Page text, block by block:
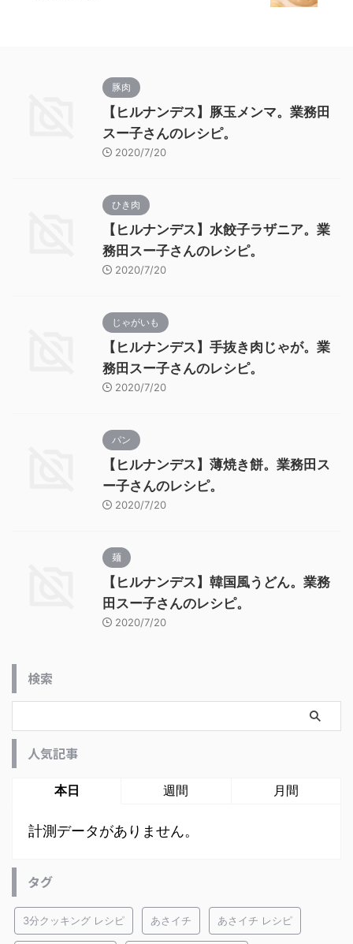
豚肉
【ヒルナンデス】豚玉メンマ。業務田
スー子さんのレシピ。
2020/7/20
ひき肉
【ヒルナンデス】水餃子ラザニア。業
務田スー子さんのレシピ。
2020/7/20
じゃがいも
【ヒルナンデス】手抜き肉じゃが。業
務田スー子さんのレシピ。
2020/7/20
パン
【ヒルナンデス】薄焼き餅。業務田ス
ー子さんのレシピ。
2020/7/20
麺
【ヒルナンデス】韓国風うどん。業務
田スー子さんのレシピ。
2020/7/20
検索
人気記事
本日 週間 月間
計測データがありません。
タグ
3分クッキング レシピ あさイチ あさイチ レシピ